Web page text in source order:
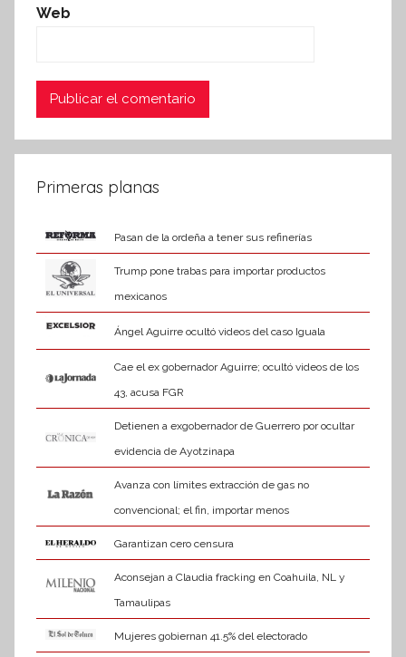
Web
Primeras planas
Pasan de la ordeña a tener sus refinerías
Trump pone trabas para importar productos
mexicanos
Ángel Aguirre ocultó videos del caso Iguala
Cae el ex gobernador Aguirre; ocultó videos de los
43, acusa FGR
Detienen a exgobernador de Guerrero por ocultar
evidencia de Ayotzinapa
Avanza con límites extracción de gas no
convencional; el fin, importar menos
Garantizan cero censura
Aconsejan a Claudia fracking en Coahuila, NL y
Tamaulipas
Mujeres gobiernan 41.5% del electorado